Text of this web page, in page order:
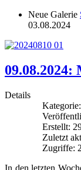
Neue Galerie
03.08.2024
09.08.2024:
Details
Kategorie:
Erstellt:
Zuletzt
Zugriffe:
In den letzten